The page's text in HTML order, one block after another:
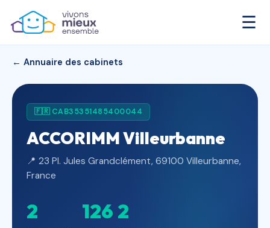
☰
← Annuaire des cabinets
🇫🇷 CAB35351485400044
ACCORIMM Villeurbanne
📍 23 Pl. Jules Grandclément, 69100 Villeurbanne,
France
2 126 2